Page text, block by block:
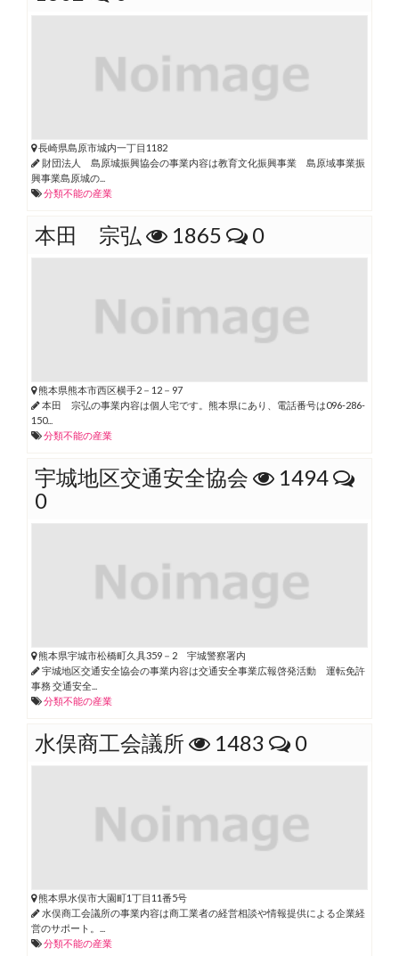
長崎県島原市城内一丁目1182
財団法人 島原城振興協会の事業内容は教育文化振興事業 島原域事業振
興事業島原城の...
分類不能の産業
本田 宗弘 1865 0
熊本県熊本市西区横手2－12－97
本田 宗弘の事業内容は個人宅です。熊本県にあり、電話番号は096-286-
150...
分類不能の産業
宇城地区交通安全協会
1494
0
熊本県宇城市松橋町久具359－2 宇城警察署内
宇城地区交通安全協会の事業内容は交通安全事業広報啓発活動 運転免許
事務 交通安全...
分類不能の産業
水俣商工会議所 1483 0
熊本県水俣市大園町1丁目11番5号
水俣商工会議所の事業内容は商工業者の経営相談や情報提供による企業経
営のサポート。...
分類不能の産業